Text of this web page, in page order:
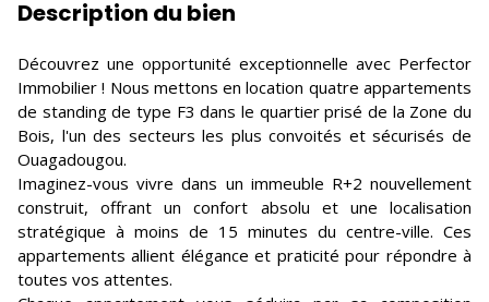
Description du bien
Découvrez une opportunité exceptionnelle avec Perfector
Immobilier ! Nous mettons en location quatre appartements
de standing de type F3 dans le quartier prisé de la Zone du
Bois, l'un des secteurs les plus convoités et sécurisés de
Ouagadougou.
Imaginez-vous vivre dans un immeuble R+2 nouvellement
construit, offrant un confort absolu et une localisation
stratégique à moins de 15 minutes du centre-ville. Ces
appartements allient élégance et praticité pour répondre à
toutes vos attentes.